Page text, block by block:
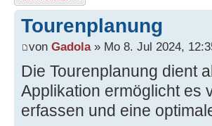
Tourenplanung
von Gadola» Mo 8. Jul 2024,
Die Tourenplanung dient
Applikation ermöglicht es
erfassen und eine